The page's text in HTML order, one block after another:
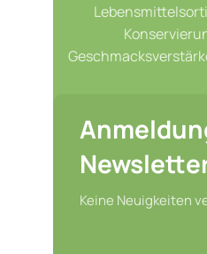
Keine Neuigkeiten